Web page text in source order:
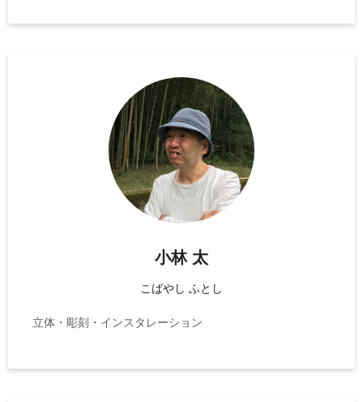
小林 太
こばやし ふとし
立体・彫刻・インスタレーション